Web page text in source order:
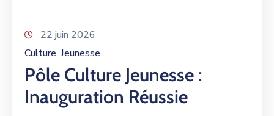
22 juin 2026
Culture‚ Jeunesse
Pôle Culture Jeunesse :
Inauguration Réussie